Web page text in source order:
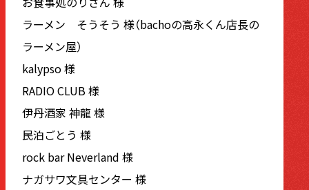
ラーメン そうそう 様（bachoの高永くん店長の
ラーメン屋）
kalypso 様
RADIO CLUB 様
伊丹酒家 神龍 様
民泊ごとう 様
rock bar Neverland 様
ナガサワ文具センター 様